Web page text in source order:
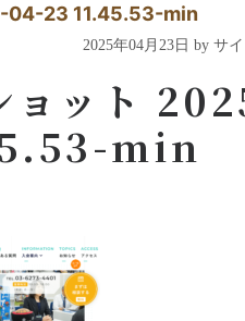
04-23 11.45.53-min
2025年04月23日 by サ
ョット
min